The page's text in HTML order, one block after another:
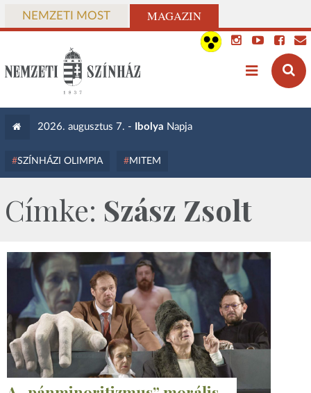
NEMZETI MOST MAGAZIN
2026. augusztus 7. - Ibolya Napja
SZÍNHÁZI OLIMPIA MITEM
Címke: Szász Zsolt